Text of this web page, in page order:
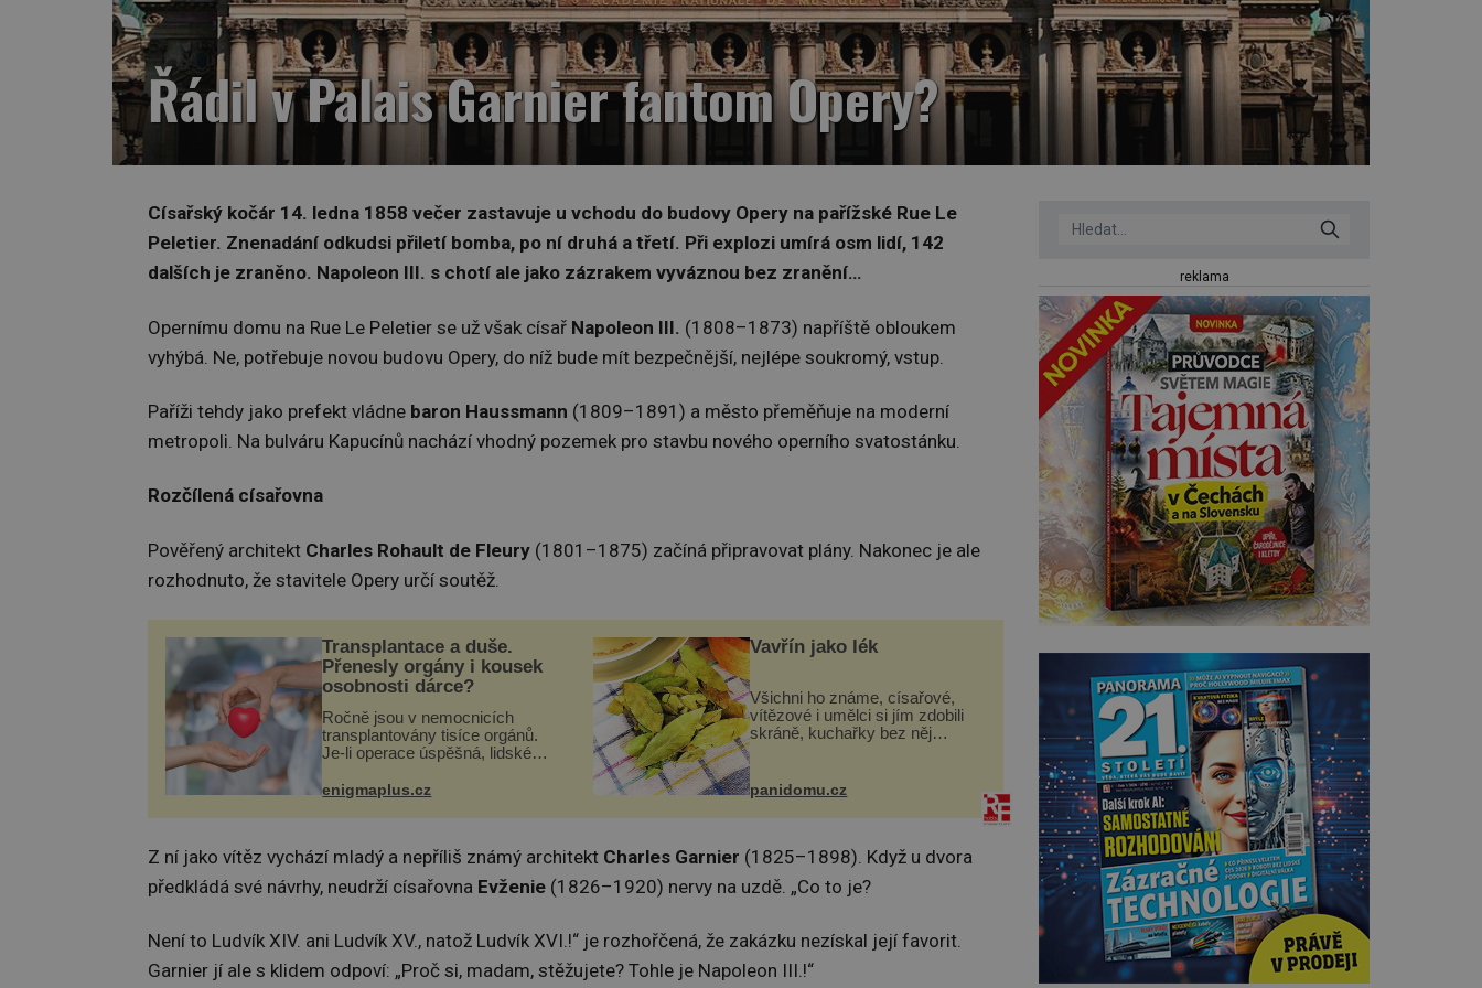
Řádil v Palais Garnier fantom Opery?
Císařský kočár 14. ledna 1858 večer zastavuje u vchodu do budovy Opery na pařížské Rue Le
Peletier. Znenadání odkudsi přiletí bomba, po ní druhá a třetí. Při explozi umírá osm lidí, 142
dalších je zraněno. Napoleon III. s chotí ale jako zázrakem vyváznou bez zranění…
Opernímu domu na Rue Le Peletier se už však císař Napoleon III. (1808–1873) napříště obloukem
vyhýbá. Ne, potřebuje novou budovu Opery, do níž bude mít bezpečnější, nejlépe soukromý, vstup.
Paříži tehdy jako prefekt vládne baron Haussmann (1809–1891) a město přeměňuje na moderní
metropoli. Na bulváru Kapucínů nachází vhodný pozemek pro stavbu nového operního svatostánku.
Rozčílená císařovna
Pověřený architekt Charles Rohault de Fleury (1801–1875) začíná připravovat plány. Nakonec je ale
rozhodnuto, že stavitele Opery určí soutěž.
Transplantace a duše.
Přenesly orgány i kousek
osobnosti dárce?
Ročně jsou v nemocnicích
transplantovány tisíce orgánů.
Je-li operace úspěšná, lidské
své a pacient může vést
při transplantaci nepřijímám...
enigmaplus.cz
Vavřín jako lék
Všichni ho známe, císařové,
vítězové i umělci si jím zdobili
skráně, kuchařky bez něj
zmírnit některé naše neduhy.
Obsahuje v malém množství
ně...
panidomu.cz
Z ní jako vítěz vychází mladý a nepříliš známý architekt Charles Garnier (1825–1898). Když u dvora
předkládá své návrhy, neudrží císařovna Evženie (1826–1920) nervy na uzdě. „Co to je?
Není to Ludvík XIV. ani Ludvík XV., natož Ludvík XVI.!“ je rozhořčená, že zakázku nezískal její favorit.
Garnier jí ale s klidem odpoví: „Proč si, madam, stěžujete? Tohle je Napoleon III.!“
reklama